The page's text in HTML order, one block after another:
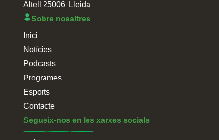
Altell 25006, Lleida
Sobre nosaltres
Inici
Notícies
Podcasts
Programes
Esports
Contacte
Segueix-nos en les xarxes socials